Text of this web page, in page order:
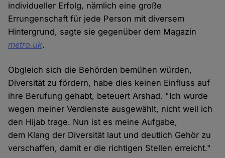
individueller Erfolg, nämlich eine große
Errungenschaft für jede Person mit diversem
Hintergrund, sagte sie gegenüber dem Magazin
metro.uk.
Obgleich sich die Behörden bemühen würden,
Diversität zu fördern, habe dies keinen Einfluss auf
ihre Berufung gehabt, beteuert Arshad. "Ich wurde
wegen meiner Verdienste ausgewählt, nicht weil ich
den Hijab trage. Nun ist es meine Aufgabe,
dem Klang der Diversität laut und deutlich Gehör zu
verschaffen, damit er die richtigen Stellen erreicht."